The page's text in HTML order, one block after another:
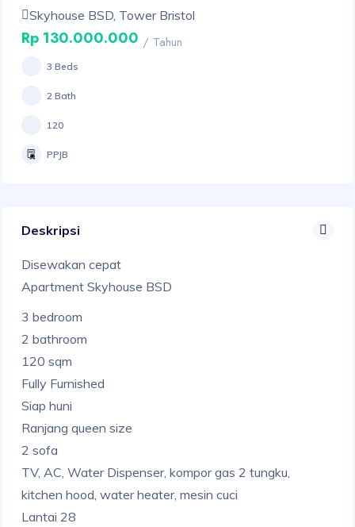
Skyhouse BSD, Tower Bristol
Rp 130.000.000 / Tahun
3 Beds
2 Bath
120
PPJB
Deskripsi
Disewakan cepat
Apartment Skyhouse BSD
3 bedroom
2 bathroom
120 sqm
Fully Furnished
Siap huni
Ranjang queen size
2 sofa
TV, AC, Water Dispenser, kompor gas 2 tungku,
kitchen hood, water heater, mesin cuci
Lantai 28